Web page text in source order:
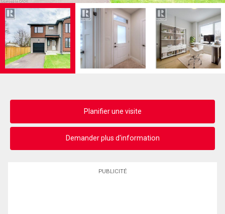
Planifier une visite
Demander plus d'information
PUBLICITÉ